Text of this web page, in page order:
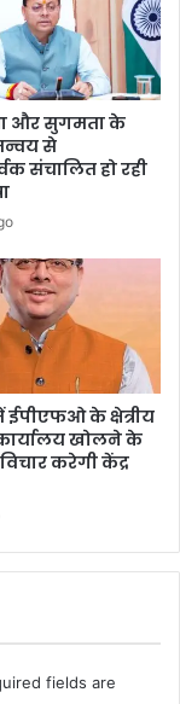
और सुगमता के
से
संचालित हो रही
ईपीएफओ के क्षेत्रीय
खोलने के
करेगी केंद्र
fields are